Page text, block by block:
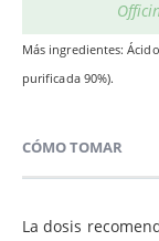
Más ingredientes:
purificada 90%).
CÓMO TOMAR
La dosis